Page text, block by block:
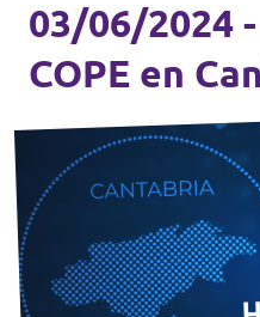
03/06/2024
COPE en